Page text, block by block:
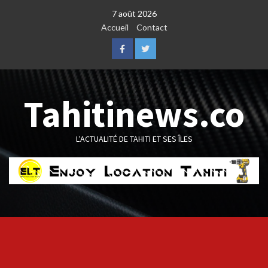
7 août 2026
Accueil
Contact
FacebookTwitter
Tahitinews.co
L'ACTUALITÉ DE TAHITI ET SES ÎLES